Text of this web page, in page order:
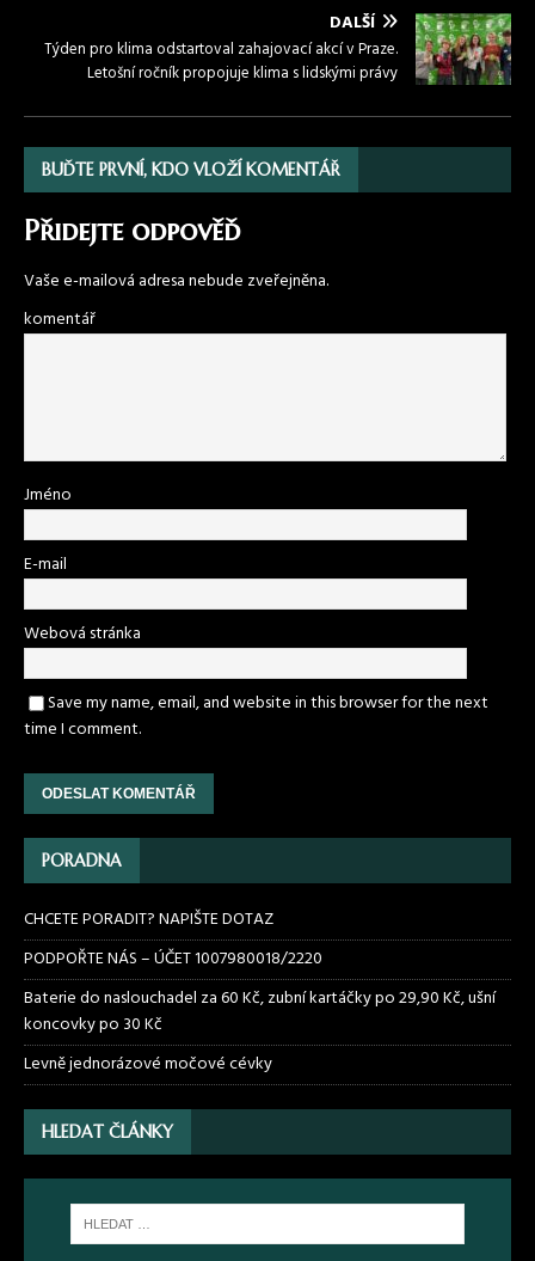
DALŠÍ
Týden pro klima odstartoval zahajovací akcí v Praze.
Letošní ročník propojuje klima s lidskými právy
BUĎTE PRVNÍ, KDO VLOŽÍ KOMENTÁŘ
Přidejte odpověď
Vaše e-mailová adresa nebude zveřejněna.
komentář
Jméno
E-mail
Webová stránka
Save my name, email, and website in this browser for the next
time I comment.
PORADNA
CHCETE PORADIT? NAPIŠTE DOTAZ
PODPOŘTE NÁS – ÚČET 1007980018/2220
Baterie do naslouchadel za 60 Kč, zubní kartáčky po 29,90 Kč, ušní
koncovky po 30 Kč
Levně jednorázové močové cévky
HLEDAT ČLÁNKY